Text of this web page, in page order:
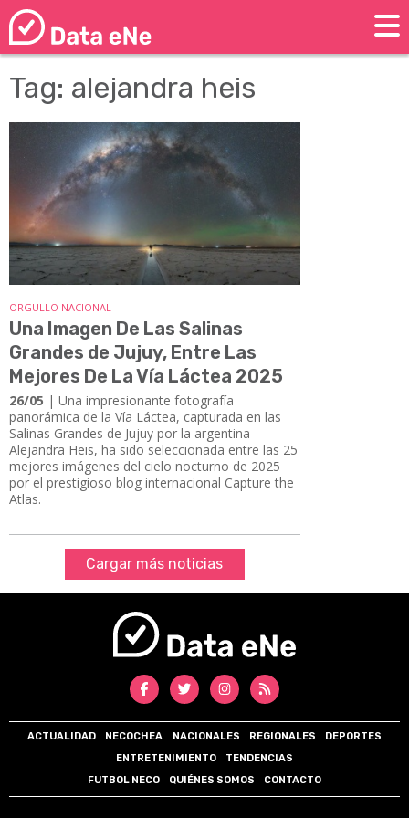
Tag: alejandra heis
ORGULLO NACIONAL
Una Imagen De Las Salinas
Grandes de Jujuy, Entre Las
Mejores De La Vía Láctea 2025
26/05 | Una impresionante fotografía
panorámica de la Vía Láctea, capturada en las
Salinas Grandes de Jujuy por la argentina
Alejandra Heis, ha sido seleccionada entre las 25
mejores imágenes del cielo nocturno de 2025
por el prestigioso blog internacional Capture the
Atlas.
Cargar más noticias
ACTUALIDAD NECOCHEA NACIONALES REGIONALES
DEPORTES
ENTRETENIMIENTO
TENDENCIAS
FUTBOL NECO
QUIÉNES SOMOS CONTACTO